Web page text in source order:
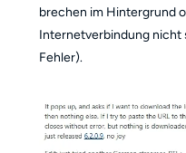
brechen im Hintergrund
Internetverbindung nicht
Fehler).